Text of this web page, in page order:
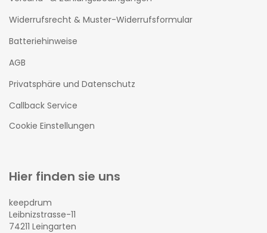
Widerrufsrecht & Muster-Widerrufsformular
Batteriehinweise
AGB
Privatsphäre und Datenschutz
Callback Service
Cookie Einstellungen
Hier finden sie uns
keepdrum
Leibnizstrasse-11
74211 Leingarten